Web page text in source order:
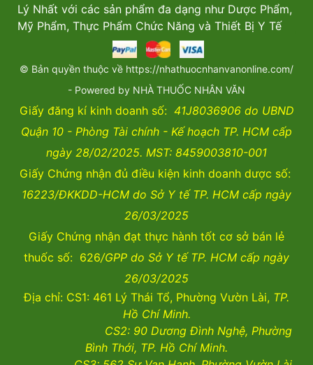
Lý Nhất với các sản phẩm đa dạng như Dược Phẩm,
Mỹ Phẩm, Thực Phẩm Chức Năng và Thiết Bị Y Tế
© Bản quyền thuộc về https://nhathuocnhanvanonline.com/
- Powered by NHÀ THUỐC NHÂN VĂN
Giấy đăng kí kinh doanh số: 41J8036906 do UBND
Quận 10 - Phòng Tài chính - Kế hoạch TP. HCM cấp
ngày 28/02/2025. MST: 8459003810-001
Giấy Chứng nhận đủ điều kiện kinh doanh dược số:
16223/ĐKKDD-HCM do Sở Y tế TP. HCM cấp ngày
26/03/2025
Giấy Chứng nhận đạt thực hành tốt cơ sở bán lẻ
thuốc số: 626/GPP do Sở Y tế TP. HCM cấp ngày
26/03/2025
Địa chỉ: CS1: 461 Lý Thái Tổ, Phường Vườn Lài, TP.
Hồ Chí Minh.
CS2: 90 Dương Đình Nghệ, Phường
Bình Thới, TP. Hồ Chí Minh.